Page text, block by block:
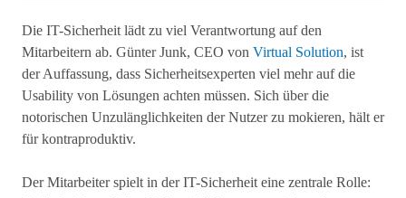
Die IT-Sicherheit lädt zu viel Verantwortung auf den
Mitarbeitern ab. Günter Junk, CEO von Virtual Solution, ist
der Auffassung, dass Sicherheitsexperten viel mehr auf die
Usability von Lösungen achten müssen. Sich über die
notorischen Unzulänglichkeiten der Nutzer zu mokieren, hält er
für kontraproduktiv.
Der Mitarbeiter spielt in der IT-Sicherheit eine zentrale Rolle: